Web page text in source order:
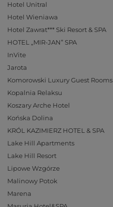
Hotel Unitral
Hotel Wieniawa
Hotel Zawrat*** Ski Resort & SPA
HOTEL „MIR-JAN” SPA
InVite
Jarota
Komorowski Luxury Guest Rooms
Kopalnia Relaksu
Koszary Arche Hotel
Końska Dolina
KRÓL KAZIMIERZ HOTEL & SPA
Lake Hill Apartments
Lake Hill Resort
Lipowe Wzgórze
Malinowy Potok
Marena